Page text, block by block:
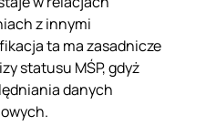
z innymi
ta ma zasadnicze
statusu MŚP, gdyż
danych